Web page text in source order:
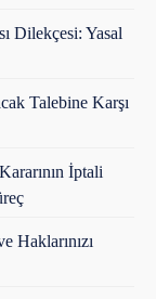
Dilekçesi: Yasal
Talebine Karşı
İptali
Haklarınızı